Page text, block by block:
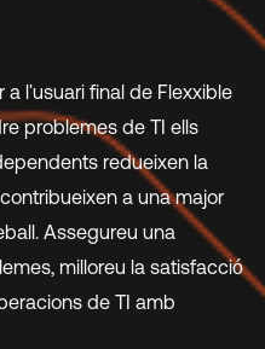
l'usuari final de Flexxible
problemes de TI ells
redueixen la
a una major
Assegureu una
milloreu la satisfacció
de TI amb